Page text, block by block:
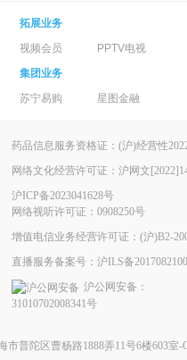
拓展业务
视频会员
PPTV电视
集团业务
苏宁易购
星图金融
药品信息服务资格证：(沪)经营性
网络文化经营许可证：沪网文
沪ICP备2023041628号
网络视听许可证：0908250号
增值电信业务经营许可证：(沪)B2-
直播服务备案号：沪ILS备
沪公网安备：
31010702008341号
海市普陀区曹杨路1888弄11号6楼603室-